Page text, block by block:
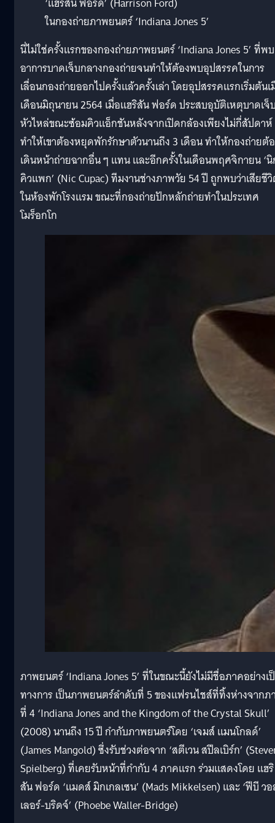
ในกองถ่ายภาพยนตร์ ‘Indiana Jones 5’
นี่ไม่ใช่ครั้งแรกของกองถ่ายภาพยนตร์ ‘Indiana Jones 5’ ที่พบ
อาการบาดเจ็บกลางกองถ่ายจนทำให้ต้องพบอุปสรรคในการ
เลื่อนกองถ่ายออกไปครั้งแล้วครั้งเล่า โดยอุปสรรคแรกเริ่มต้น
เดือนมิถุนายน 2564 เมื่อแฮริสัน ฟอร์ด ประสบอุบัติเหตุบาดเจ็
หัวไหล่ขณะซ้อมคิวแอ็กชันหลังจากเปิดกล้องเพียงไม่กี่สัปดาห์
ทำให้เขาต้องหยุดพักรักษาตัวนานถึง 3 เดือน ทำให้กองถ่ายต้
เดินหน้าถ่ายฉากอื่น ๆ แทน และอีกครั้งในเดือนพฤศจิกายน ‘
คิวแพก’ (Nic Cupac) ทีมงานช่างภาพวัย 54 ปี ถูกพบว่าเสียชี
ในห้องพักโรงแรม ขณะที่กองถ่ายปักหลักถ่ายทำในประเทศ
โมร็อกโก
ภาพยนตร์ ‘Indiana Jones 5’ ที่ในขณะนี้ยังไม่มีชื่อภาคอย่างเ
ทางการ เป็นภาพยนตร์ลำดับที่ 5 ของแฟรนไชส์ที่ทิ้งห่างจากภ
ที่ 4 ‘Indiana Jones and the Kingdom of the Crystal Skull’
(2008) นานถึง 15 ปี กำกับภาพยนตร์โดย ‘เจมส์ แมนโกลด์’
(James Mangold) ซึ่งรับช่วงต่อจาก ‘สตีเวน สปีลเบิร์ก’
Spielberg) ที่เคยรับหน้าที่กำกับ 4 ภาคแรก ร่วมแสดงโดย แฮริ
สัน ฟอร์ด ‘แมดส์ มิกเกลเซน’ (Mads Mikkelsen) และ ‘ฟีบี ว
เลอร์-บริดจ์’ (Phoebe Waller-Bridge)